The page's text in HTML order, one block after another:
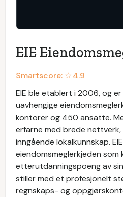
EIE
Smartscore: ☆4.9
EIE ble etablert i 2006, og
uavhengige
kontorer og 450 ansatte.
erfarne med brede
inngående lokalkunnskap.
eiendomsmeglerkjeden som
etterutdanningspoeng av
stiller med et profesjonelt
regnskaps- og